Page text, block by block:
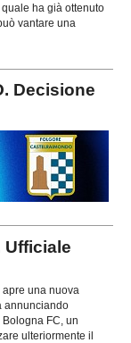
ha già ottenuto
vantare una
Decisione
Ufficiale
apre una nuova
annunciando
FC, un
ulteriormente il